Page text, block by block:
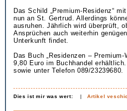
Das Schild „Premium-Residenz“
nun an St. Gertrud. Allerdings
ausruhen. Jährlich wird überprüft,
Ansprüchen auch weiterhin
Unterkunft findet.
Das Buch „Residenzen –
9,80 Euro im Buchhandel
sowie unter Telefon 089/23239680.
Dies ist mir was wert: |Artikel